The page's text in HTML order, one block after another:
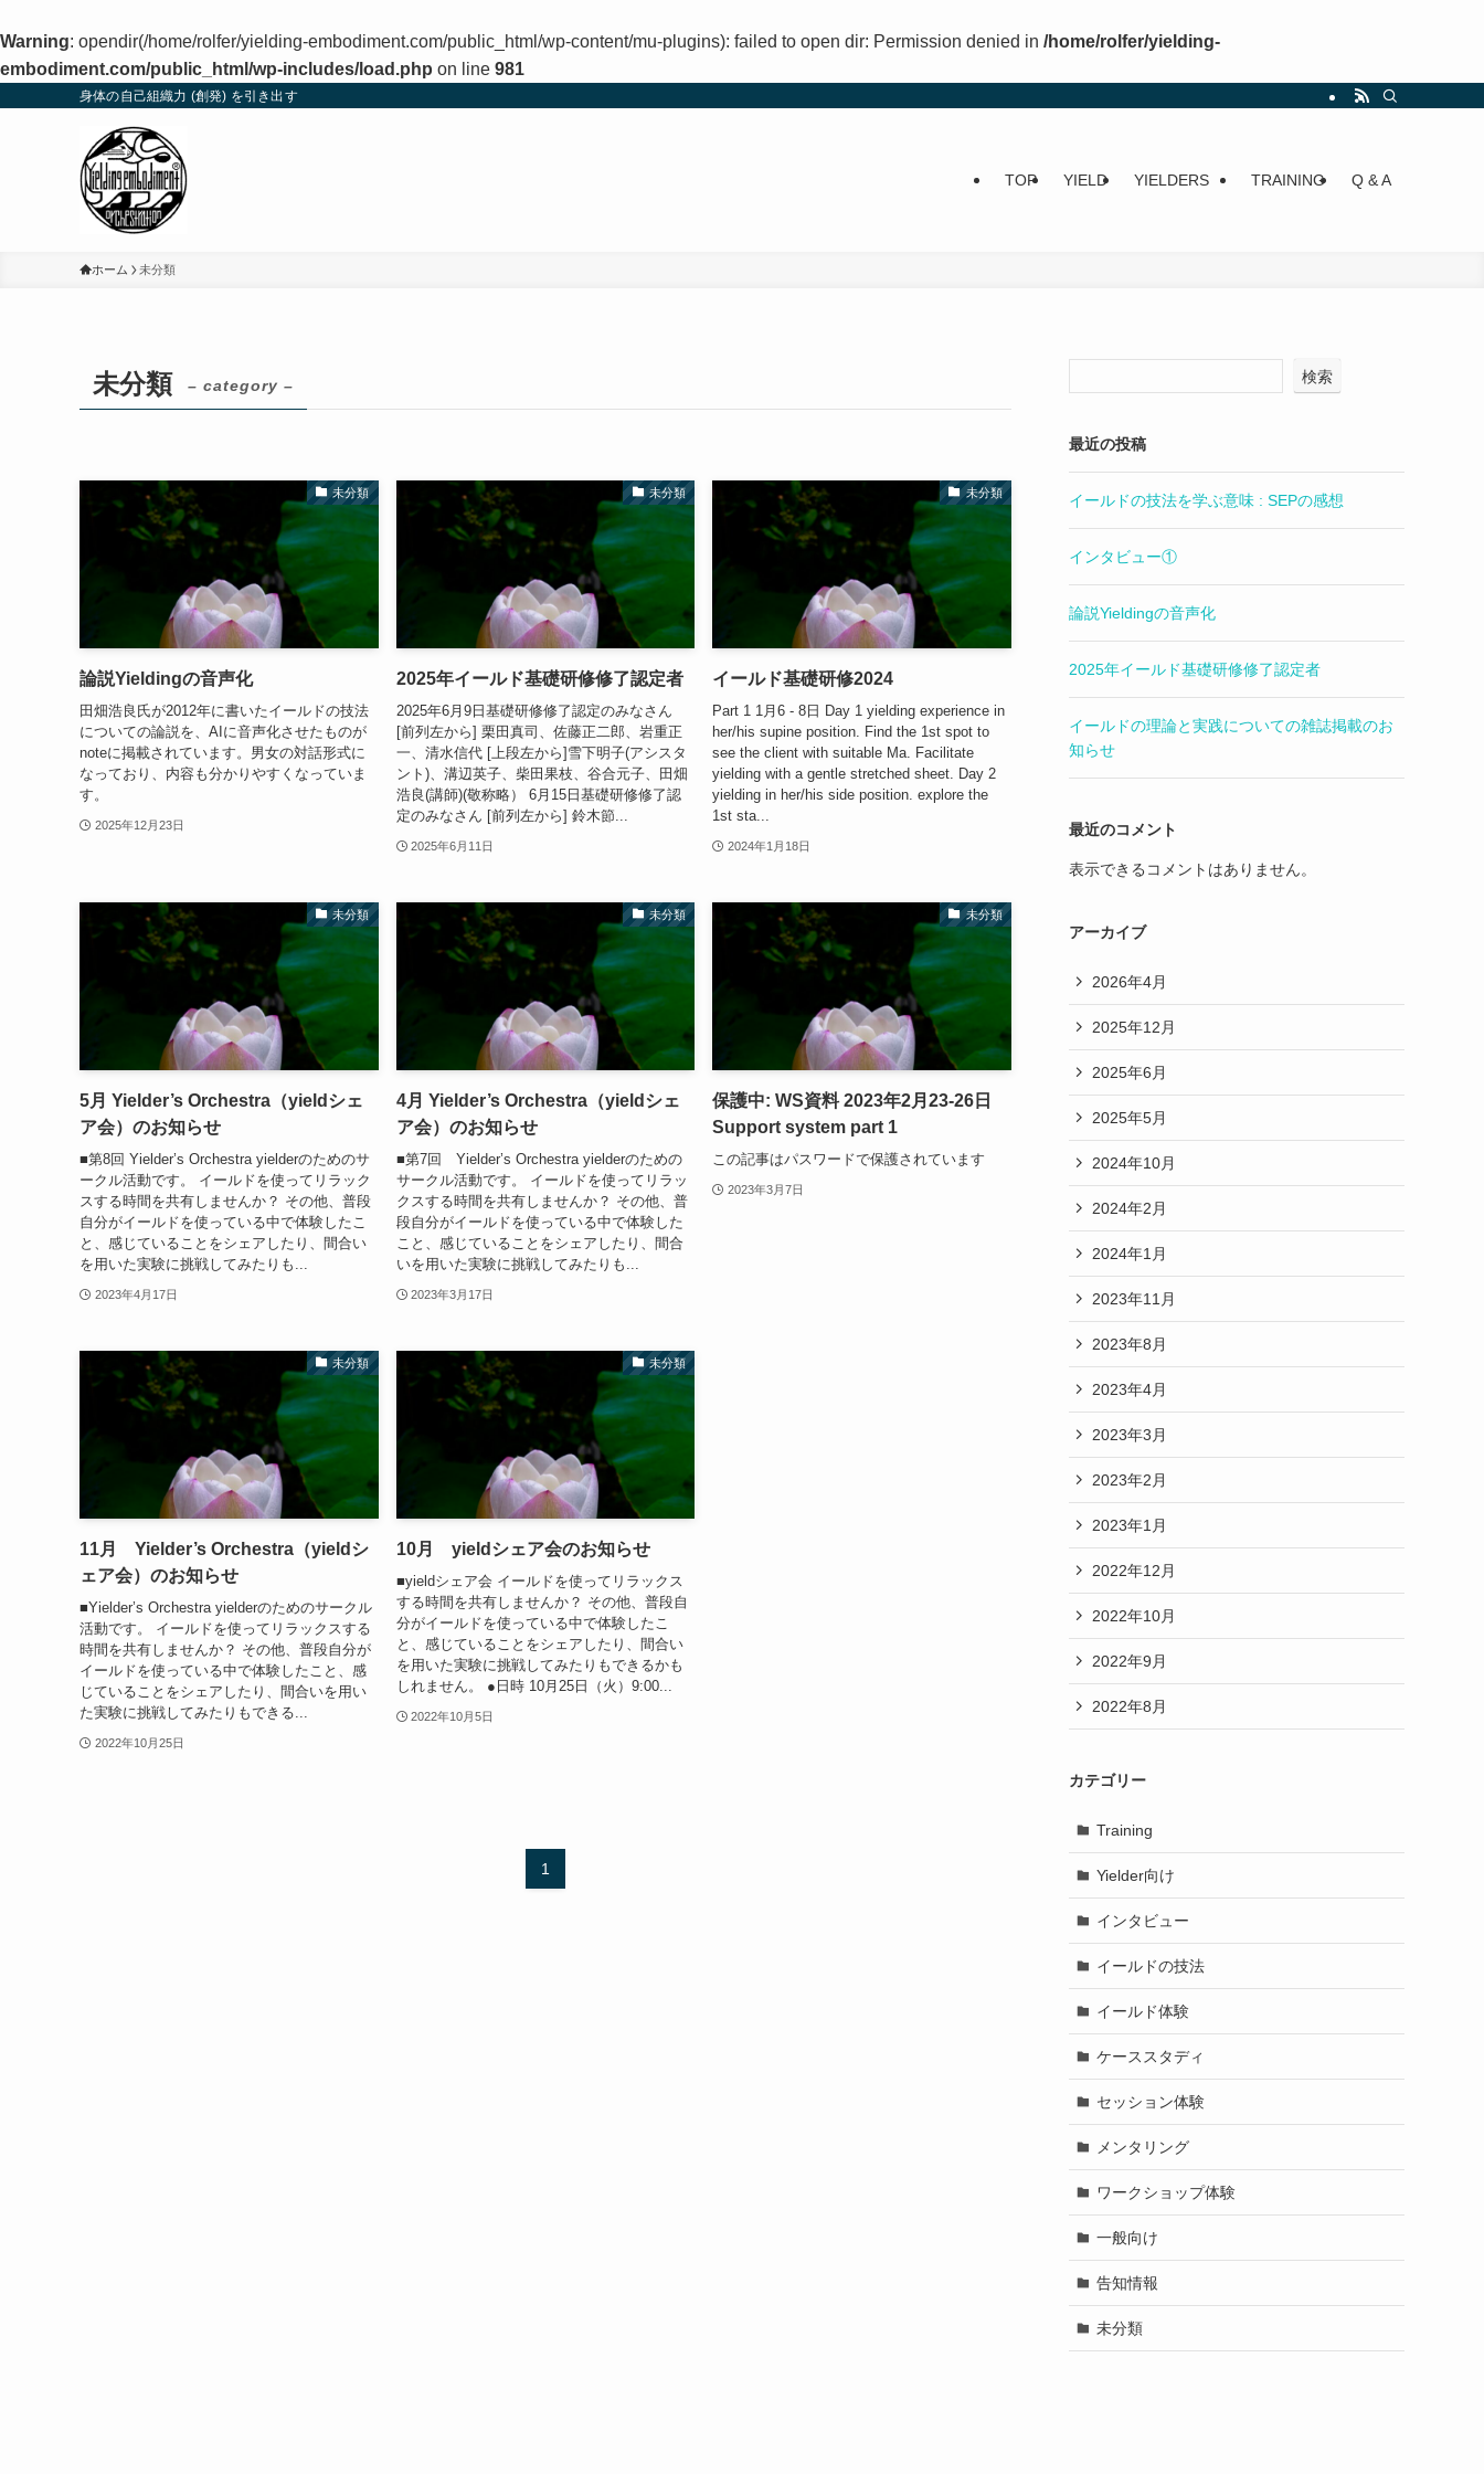
Warning: opendir(/home/rolfer/yielding-embodiment.com/public_html/wp-content/mu-plugins): failed to open dir: Permission denied in /home/rolfer/yielding-
embodiment.com/public_html/wp-includes/load.php on line 981
身体の自己組織力 (創発) を引き出す
TOP YIELD YIELDERS TRAINING Q & A
ホーム 未分類
未分類 – category –
未分類
論説Yieldingの音声化
田畑浩良氏が2012年に書いたイールドの技法
についての論説を、AIに音声化させたものが
noteに掲載されています。男女の対話形式に
なっており、内容も分かりやすくなっていま
す。
2025年12月23日
未分類
2025年イールド基礎研修修了認定者
2025年6月9日基礎研修修了認定のみなさん
[前列左から] 栗田真司、佐藤正二郎、岩重正
一、清水信代 [上段左から]雪下明子(アシスタ
ント)、溝辺英子、柴田果枝、谷合元子、田畑
浩良(講師)(敬称略） 6月15日基礎研修修了認
定のみなさん [前列左から] 鈴木節...
2025年6月11日
未分類
イールド基礎研修2024
Part 1 1月6 - 8日 Day 1 yielding experience in
her/his supine position. Find the 1st spot to
see the client with suitable Ma. Facilitate
yielding with a gentle stretched sheet. Day 2
yielding in her/his side position. explore the
1st sta...
2024年1月18日
未分類
5月 Yielder’s Orchestra（yieldシェ
ア会）のお知らせ
■第8回 Yielder’s Orchestra yielderのためのサ
ークル活動です。 イールドを使ってリラック
スする時間を共有しませんか？ その他、普段
自分がイールドを使っている中で体験したこ
と、感じていることをシェアしたり、間合い
を用いた実験に挑戦してみたりも...
2023年4月17日
未分類
4月 Yielder’s Orchestra（yieldシェ
ア会）のお知らせ
■第7回 Yielder’s Orchestra yielderのための
サークル活動です。 イールドを使ってリラッ
クスする時間を共有しませんか？ その他、普
段自分がイールドを使っている中で体験した
こと、感じていることをシェアしたり、間合
いを用いた実験に挑戦してみたりも...
2023年3月17日
未分類
保護中: WS資料 2023年2月23-26日
Support system part 1
この記事はパスワードで保護されています
2023年3月7日
未分類
11月 Yielder’s Orchestra（yieldシ
ェア会）のお知らせ
■Yielder’s Orchestra yielderのためのサークル
活動です。 イールドを使ってリラックスする
時間を共有しませんか？ その他、普段自分が
イールドを使っている中で体験したこと、感
じていることをシェアしたり、間合いを用い
た実験に挑戦してみたりもできる...
2022年10月25日
未分類
10月 yieldシェア会のお知らせ
■yieldシェア会 イールドを使ってリラックス
する時間を共有しませんか？ その他、普段自
分がイールドを使っている中で体験したこ
と、感じていることをシェアしたり、間合い
を用いた実験に挑戦してみたりもできるかも
しれません。 ●日時 10月25日（火）9:00...
2022年10月5日
1
検索
最近の投稿
イールドの技法を学ぶ意味 : SEPの感想
インタビュー①
論説Yieldingの音声化
2025年イールド基礎研修修了認定者
イールドの理論と実践についての雑誌掲載のお
知らせ
最近のコメント
表示できるコメントはありません。
アーカイブ
2026年4月
2025年12月
2025年6月
2025年5月
2024年10月
2024年2月
2024年1月
2023年11月
2023年8月
2023年4月
2023年3月
2023年2月
2023年1月
2022年12月
2022年10月
2022年9月
2022年8月
カテゴリー
Training
Yielder向け
インタビュー
イールドの技法
イールド体験
ケーススタディ
セッション体験
メンタリング
ワークショップ体験
一般向け
告知情報
未分類